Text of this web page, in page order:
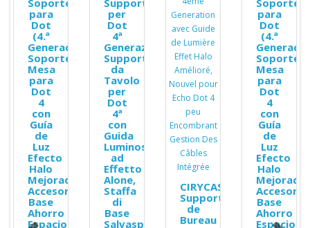
Soporte
para
Dot
(4.ª
Generación),
Soporte
Mesa
para
Dot
4
con
Guía
de
Luz
Efecto
Halo
Mejorado,
Accesorios
Base
Ahorro
Espacio
Supporto
per
Dot
4ª
Generazione,
Supporto
da
Tavolo
per
Dot
4ª
con
Guida
Luminosa
ad
Effetto
Alone,
Staffa
di
Base
Salvaspazio,
CIRYCASE
Support
de
Bureau
Soporte
para
Dot
(4.ª
Soporte
Mesa
para
Dot
4
con
Guía
de
Luz
Efecto
Halo
Mejorado,
Base
Ahorro
Espacio